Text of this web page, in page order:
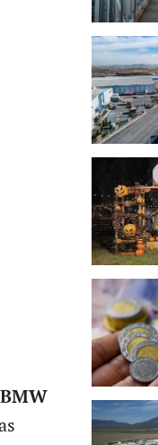
BMW